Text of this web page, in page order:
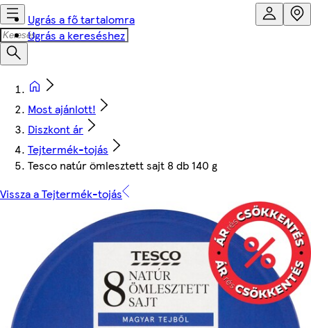
Ugrás a fő tartalomra
Ugrás a kereséshez
Most ajánlott!
Diszkont ár
Tejtermék-tojás
Tesco natúr ömlesztett sajt 8 db 140 g
Vissza a Tejtermék-tojás